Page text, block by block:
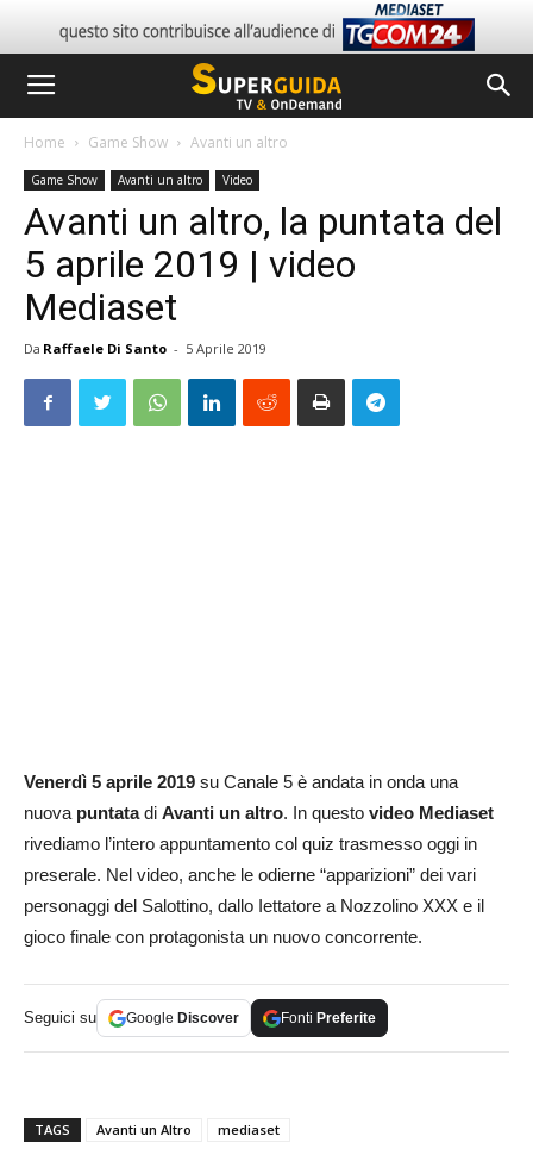
Home Game Show Avanti un altro
Game Show Avanti un altro Video
Avanti un altro, la puntata del
5 aprile 2019 | video
Mediaset
Da Raffaele Di Santo - 5 Aprile 2019
Venerdì 5 aprile 2019 su Canale 5 è andata in onda una
nuovapuntatadi Avanti un altro. In questo video Mediaset
rivediamo l’intero appuntamento col quiz trasmesso oggi in
preserale. Nel video, anche le odierne “apparizioni” dei vari
personaggi del Salottino, dallo Iettatore a Nozzolino XXX e il
gioco finale con protagonista un nuovo concorrente.
Seguici su Google Discover Fonti Preferite
TAGS Avanti un Altro mediaset